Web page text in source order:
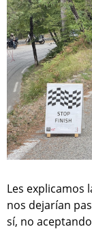
Les explicamos
nos dejarían
sí, no